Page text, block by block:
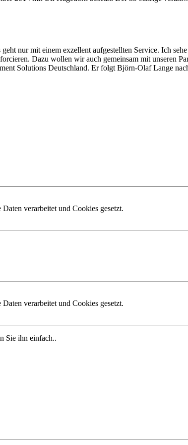
nur mit einem exzellent aufgestellten Service. Ich
Dazu wollen wir auch gemeinsam mit unseren
Solutions Deutschland. Er folgt Björn-Olaf Lange
verarbeitet und Cookies gesetzt.
verarbeitet und Cookies gesetzt.
Sie ihn einfach..